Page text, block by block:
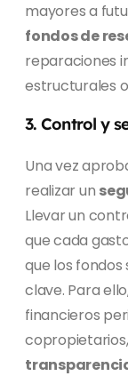
mayores a
fondos de
reparaciones
estructurales
3. Control y
Una vez
realizar un
Llevar un
que cada
que los
clave. Para
financieros